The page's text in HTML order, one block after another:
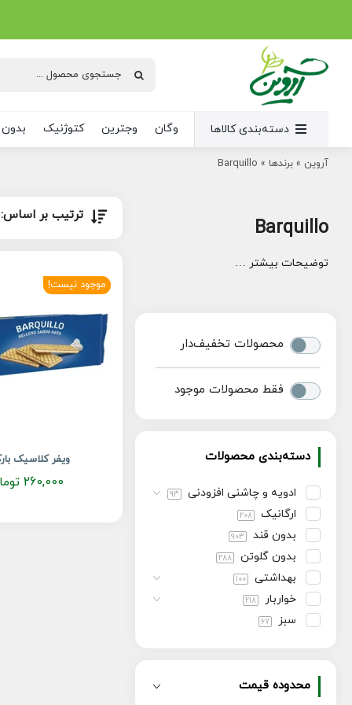
جستجو
دسته‌بندی کالاها وگان وجترین کتوژنیک
آروین » برندها »
Barquillo
Barquillo
توضیحات بیشتر …
محصولات تخفیف‌دار
فقط محصولات موجود
دسته‌بندی محصولات
ادویه و چاشنی افزودنی 93
ارگانیک 208
بدون قند 903
بدون گلوتن 288
بهداشتی 100
خواربار 218
سبز 67
کتوژنیک 421
محدوده قیمت
ترتیب بر اساس:
موجود نیست!
ویفر کلاسیک
260,000